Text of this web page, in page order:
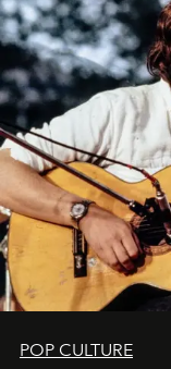
POP CULTURE